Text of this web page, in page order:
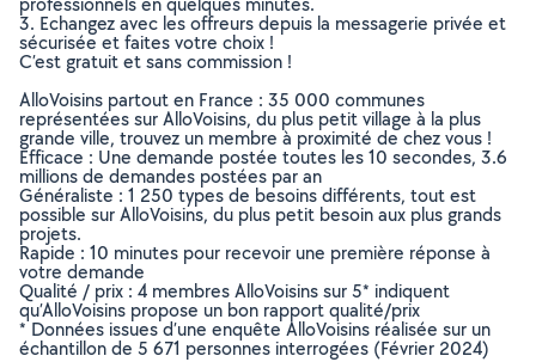
3. Echangez avec les offreurs depuis la messagerie privée et
sécurisée et faites votre choix !
C’est gratuit et sans commission !
AlloVoisins partout en France : 35 000 communes
représentées sur AlloVoisins, du plus petit village à la plus
grande ville, trouvez un membre à proximité de chez vous !
Efficace : Une demande postée toutes les 10 secondes, 3.6
millions de demandes postées par an
Généraliste : 1 250 types de besoins différents, tout est
possible sur AlloVoisins, du plus petit besoin aux plus grands
projets.
Rapide : 10 minutes pour recevoir une première réponse à
votre demande
Qualité / prix : 4 membres AlloVoisins sur 5* indiquent
qu’AlloVoisins propose un bon rapport qualité/prix
* Données issues d’une enquête AlloVoisins réalisée sur un
échantillon de 5 671 personnes interrogées (Février 2024)